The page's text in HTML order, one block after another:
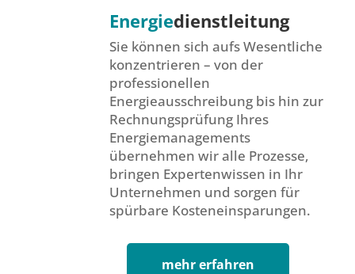
Energiedienstleitung
Sie können sich aufs Wesentliche
konzentrieren – von der
professionellen
Energieausschreibung bis hin zur
Rechnungsprüfung Ihres
Energiemanagements
übernehmen wir alle Prozesse,
bringen Expertenwissen in Ihr
Unternehmen und sorgen für
spürbare Kosteneinsparungen.
mehr erfahren